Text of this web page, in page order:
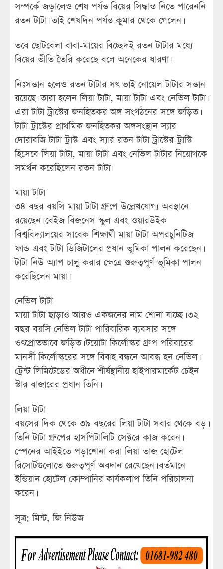
সম্পর্কে জড়ালেও শেষ পর্যন্ত বিয়ের সিদ্ধান্ত নিতে পারেননি
রতন টাটা। তাই শেষদিন পর্যন্ত কুমার থেকে গেলেন।
তবে ছোটবেলা বাবা-মায়ের বিচ্ছেদই রতন টাটার মধ্যে
বিয়ের ভীতি তৈরি করেছে বলে অনেকের ধারণা।
নিঃসন্তান হলেও রতন টাটার সৎ ভাই নোয়েল টাটার সন্তান
রয়েছে। তারা হলেন লিয়া টাটা, মায়া টাটা এবং নেভিল টাটা।
এরা টাটা ট্রাস্টের জনহিতকর অঙ্গ সংগঠনের সঙ্গে জড়িত।
টাটা ট্রাস্টের প্রাথমিক জনহিতকর অঙ্গসংস্থান স্যার
দোরাবজি টাটা ট্রাস্ট এবং স্যার রতন টাটা ট্রাস্টের ট্রাস্টি
হিসেবে লিয়া টাটা, মায়া টাটা এবং নেভিল টাটার নিয়োগকে
সমর্থন করেছিলেন রতন টাটা।
মায়া টাটা
৩৪ বছর বয়সি মায়া টাটা গ্রুপে উল্লেখযোগ্য অবস্থানে
রয়েছেন। বেইজ বিজনেস স্কুল এবং ওয়ারউইক
বিশ্ববিদ্যালয়ের সাবেক শিক্ষার্থী মায়া টাটা অপরচুনিটিজ
ফান্ড এবং টাটা ডিজিটালের প্রধান ভূমিকা পালন করেছেন।
টাটা নিউ অ্যাপ চালু করার ক্ষেত্রে গুরুত্বপূর্ণ ভূমিকা পালন
করেছিলেন মায়া।
নেভিল টাটা
মায়া টাটা ছাড়াও আরও একজনের নাম শোনা যাচ্ছে। ৩২
বছর বয়সি নেভিল টাটা পারিবারিক ব্যবসার সঙ্গে
ওৎপ্রোতভাবে জড়িত। টয়োটা কির্লোস্কর গ্রুপ পরিবারের
মানসী কির্লোস্করের সঙ্গে বিবাহ বন্ধনে আবদ্ধ হন নেভিল।
ট্রেন্ট লিমিটেডের অধীনে শীর্ষস্থানীয় হাইপারমার্কেট চেইন
স্টার বাজারের প্রধান তিনি।
লিয়া টাটা
বয়সের দিক থেকে ৩৯ বছরের লিয়া টাটা সবার থেকে বড়।
তিনি টাটা গ্রুপের হাসপিটালিটি সেক্টরে কাজ করেন।
স্পেনের আইইতে পড়াশোনা করা লিয়া তাজ হোটেল
রিসোর্টগুলোতে গুরুত্বপূর্ণ অবদান রেখেছেন। বর্তমানে
ইন্ডিয়ান হোটেল কোম্পানির কার্যকলাপ তিনি পরিচালনা
করেন।
সূত্র: মিন্ট, জি নিউজ